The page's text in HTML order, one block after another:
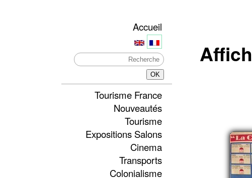
Accueil
Tourisme France
Nouveautés
Tourisme
Expositions Salons
Cinema
Transports
Colonialisme